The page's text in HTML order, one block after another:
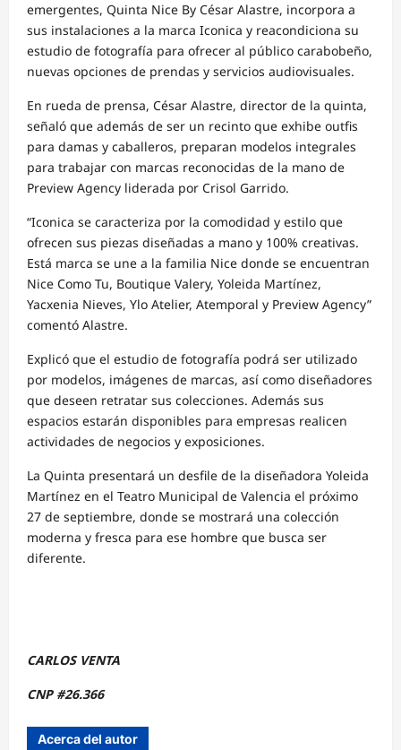
emergentes, Quinta Nice By César Alastre, incorpora a
sus instalaciones a la marca Iconica y reacondiciona su
estudio de fotografía para ofrecer al público carabobeño,
nuevas opciones de prendas y servicios audiovisuales.
En rueda de prensa, César Alastre, director de la quinta,
señaló que además de ser un recinto que exhibe outfis
para damas y caballeros, preparan modelos integrales
para trabajar con marcas reconocidas de la mano de
Preview Agency liderada por Crisol Garrido.
“Iconica se caracteriza por la comodidad y estilo que
ofrecen sus piezas diseñadas a mano y 100% creativas.
Está marca se une a la familia Nice donde se encuentran
Nice Como Tu, Boutique Valery, Yoleida Martínez,
Yacxenia Nieves, Ylo Atelier, Atemporal y Preview Agency”
comentó Alastre.
Explicó que el estudio de fotografía podrá ser utilizado
por modelos, imágenes de marcas, así como diseñadores
que deseen retratar sus colecciones. Además sus
espacios estarán disponibles para empresas realicen
actividades de negocios y exposiciones.
La Quinta presentará un desfile de la diseñadora Yoleida
Martínez en el Teatro Municipal de Valencia el próximo
27 de septiembre, donde se mostrará una colección
moderna y fresca para ese hombre que busca ser
diferente.
CARLOS VENTA
CNP #26.366
Acerca del autor